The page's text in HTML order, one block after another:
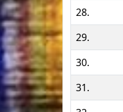
28.
29.
30.
31.